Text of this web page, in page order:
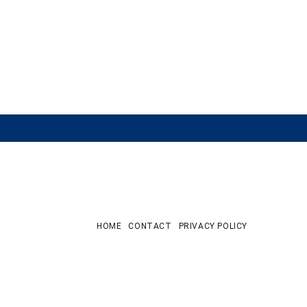
HOME CONTACT PRIVACY POLICY